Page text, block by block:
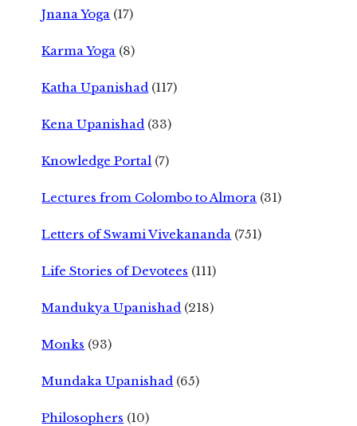
Jnana Yoga (17)
Karma Yoga (8)
Katha Upanishad (117)
Kena Upanishad (33)
Knowledge Portal (7)
Lectures from Colombo to Almora (31)
Letters of Swami Vivekananda (751)
Life Stories of Devotees (111)
Mandukya Upanishad (218)
Monks (93)
Mundaka Upanishad (65)
Philosophers (10)